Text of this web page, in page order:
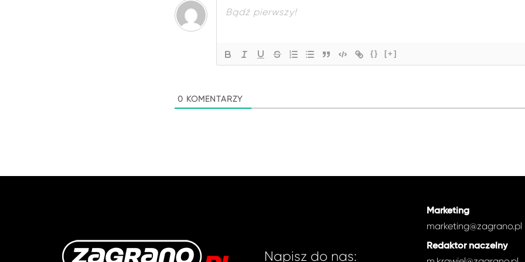
{} [+]
0 KOMENTARZY
Napisz do nas:
Marketing
marketing@zagrano.pl
Redaktor naczelny